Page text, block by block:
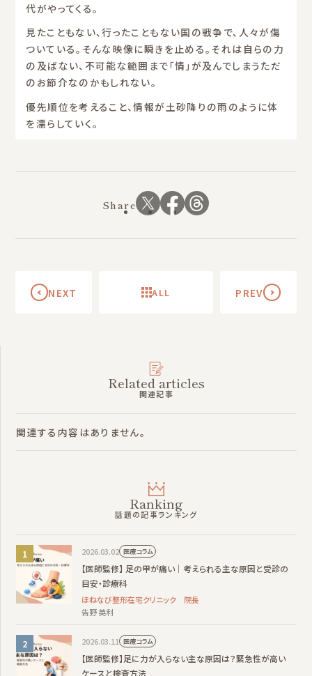
代がやってくる。
見たこともない、行ったこともない国の戦争で、人々が傷
ついている。そんな映像に瞬きを止める。それは自らの力
の及ばない、不可能な範囲まで「情」が及んでしまうただ
のお節介なのかもしれない。
優先順位を考えること、情報が土砂降りの雨のように体
を濡らしていく。
Share
NEXT ALL PREV
Related articles
関連記事
関連する内容はありません。
Ranking
話題の記事ランキング
2026.03.02 医療コラム
【医師監修】 足の甲が痛い｜考えられる主な原因と受診の
目安・診療科
ほねなび整形在宅クリニック 院長
告野 英利
2026.03.11 医療コラム
【医師監修】足に力が入らない主な原因は？緊急性が高い
ケースと検査方法